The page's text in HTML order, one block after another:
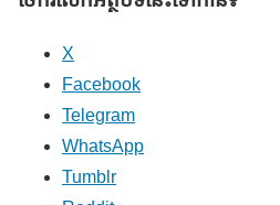
X
Facebook
Telegram
WhatsApp
Tumblr